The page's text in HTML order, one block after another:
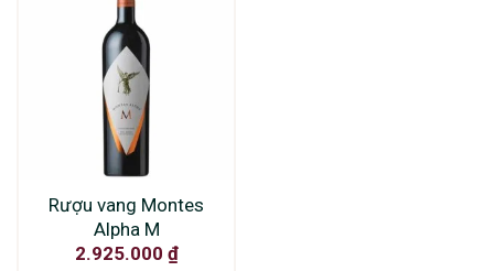
Rượu vang Montes
Alpha M
2.925.000 ₫